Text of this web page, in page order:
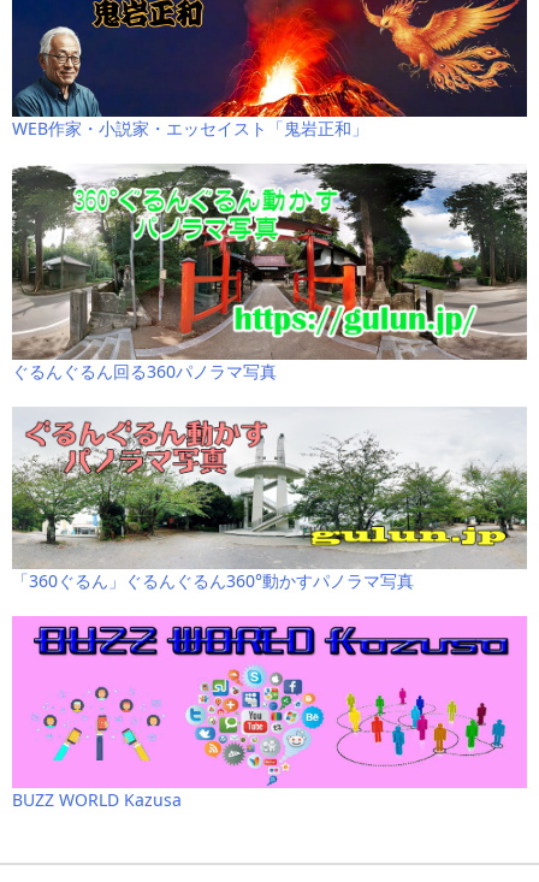
WEB作家・小説家・エッセイスト「鬼岩正和」
ぐるんぐるん回る360パノラマ写真
「360ぐるん」ぐるんぐるん360°動かすパノラマ写真
BUZZ WORLD Kazusa